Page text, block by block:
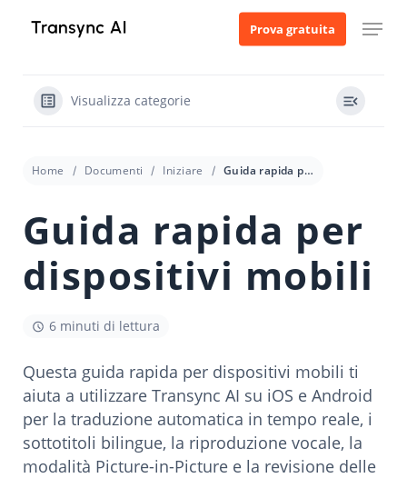
Prova gratuita Menu
Visualizza categorie
Home Documenti Iniziare Guida rapida per dispositivi mobili
Guida rapida per
dispositivi mobili
6 minuti di lettura
Questa guida rapida per dispositivi mobili ti
aiuta a utilizzare Transync AI su iOS e Android
per la traduzione automatica in tempo reale, i
sottotitoli bilingue, la riproduzione vocale, la
modalità Picture-in-Picture e la revisione delle